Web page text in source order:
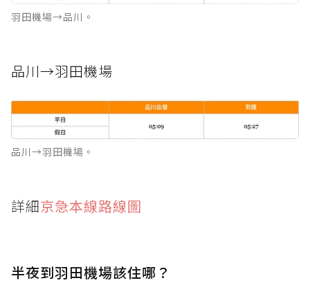
羽田機場→品川。
品川→羽田機場
品川→羽田機場。
詳細京急本線路線圖
半夜到羽田機場該住哪？